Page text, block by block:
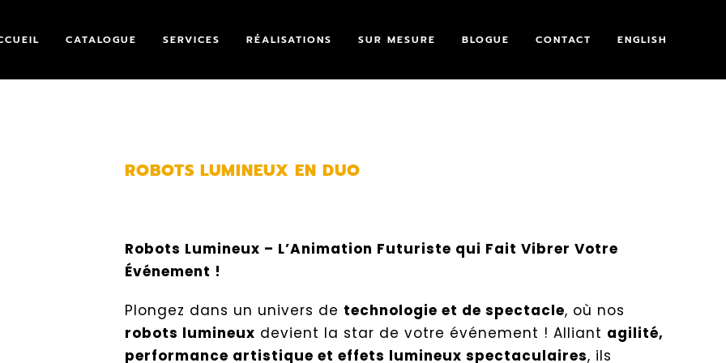
CATALOGUE SERVICES RÉALISATIONS SUR MESURE BLOGUE CONTACT ENGLISH
ROBOTS LUMINEUX EN DUO
Robots Lumineux – L’Animation Futuriste qui Fait Vibrer Votre
Événement !
Plongez dans un univers de technologie et de spectacle, où nos
robots lumineux devient la star de votre événement ! Alliant agilité,
performance artistique et effets lumineux spectaculaires, ils